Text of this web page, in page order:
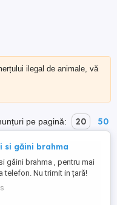
ilegal de animale, vă
pe pagină: 20 50
si găini brahma
găini brahma , pentru mai
telefon. Nu trimit in țară!